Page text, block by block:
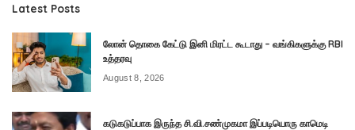
Latest Posts
லோன் தொகை கேட்டு இனி மிரட்ட கூடாது – வங்கிகளுக்கு RBI
உத்தரவு
August 8, 2026
கடுகடுப்பாக இருந்த சி.வி.சண்முகமா இப்படியொரு காமெடி